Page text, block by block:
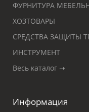
ФУРНИТУРА
ХОЗТОВАРЫ
СРЕДСТВА ЗАЩИТЫ
ИНСТРУМЕНТ
Весь каталог ➝
Информация